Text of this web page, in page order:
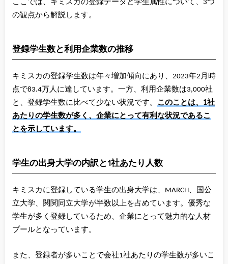
ここでは、キミスカの登録データと学生属性について、3つ
の観点から解説します。
登録学生数と利用企業数の推移
キミスカの登録学生数は年々増加傾向にあり、2023年2月時
点で83.4万人に達しています。一方、利用企業数は3,000社
と、登録学生数に比べて少ない状況です。 このことは、1社
あたりの学生数が多く、企業にとって有利な状況であるこ
とを示しています。
学生の出身大学の内訳と1社あたり人数
キミスカに登録している学生の出身大学は、MARCH、国公
立大学、関関同立大学が半数以上を占めています。優秀な
学生が多く登録しているため、企業にとって魅力的な人材
プールとなっています。
また、登録者が多いことで会社1社あたりの学生数が多いこ